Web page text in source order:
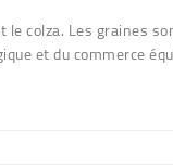
colza. Les graines
et du commerce